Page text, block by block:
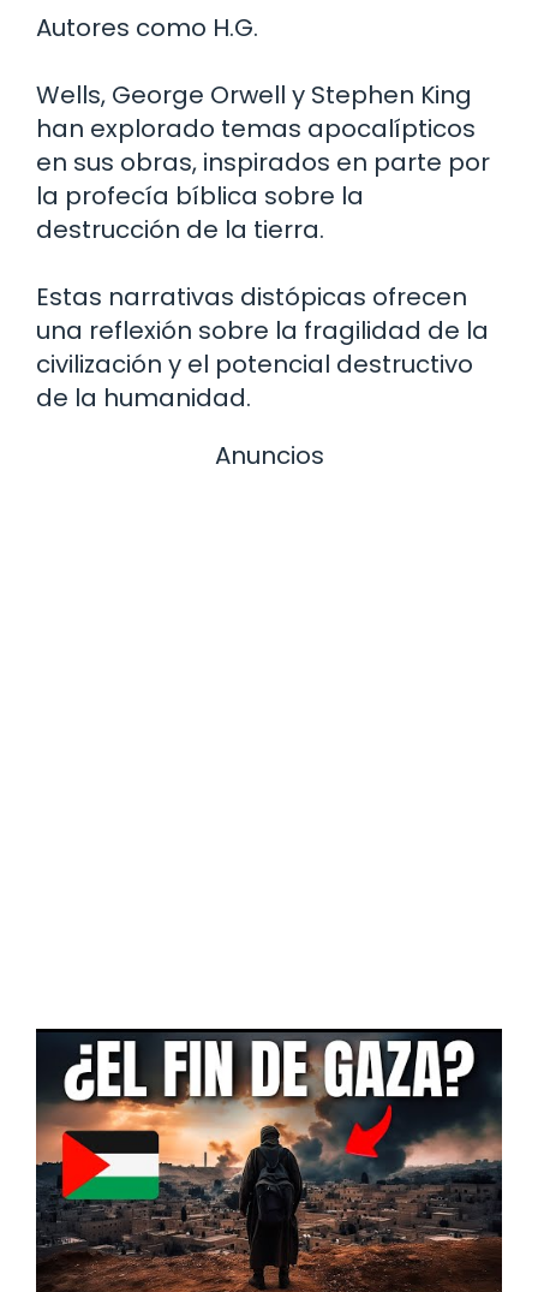
Autores como H.G.
Wells, George Orwell y Stephen King
han explorado temas apocalípticos
en sus obras, inspirados en parte por
la profecía bíblica sobre la
destrucción de la tierra.
Estas narrativas distópicas ofrecen
una reflexión sobre la fragilidad de la
civilización y el potencial destructivo
de la humanidad.
Anuncios